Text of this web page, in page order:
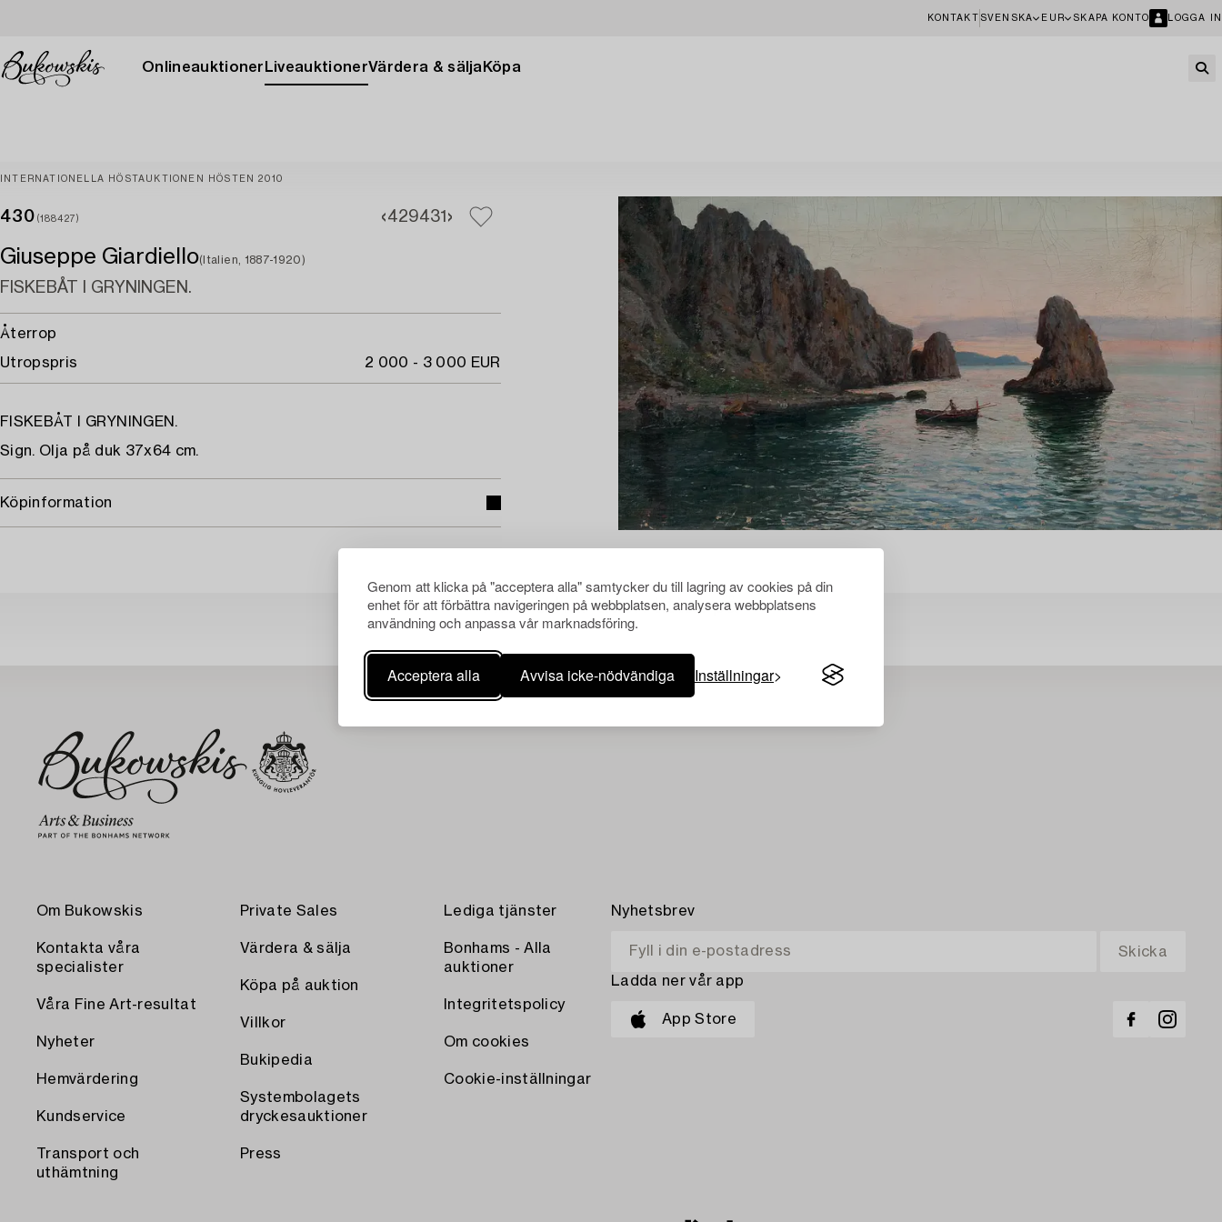
Genom att klicka på "acceptera alla" samtycker du till lagring av cookies på din
enhet för att förbättra navigeringen på webbplatsen, analysera webbplatsens
användning och anpassa vår marknadsföring.
Acceptera alla Avvisa icke-nödvändiga Inställningar
KONTAKT SVENSKA EUR SKAPA KONTO LOGGA IN
Onlineauktioner LiveauktionerVärdera & sälja Köpa
INTERNATIONELLA HÖSTAUKTIONEN HÖSTEN 2010
430 (188427) 429431
Giuseppe Giardiello(Italien, 1887-1920)
FISKEBÅT I GRYNINGEN.
Återrop
Utropspris
2 000 - 3 000 EUR
FISKEBÅT I GRYNINGEN.
Sign. Olja på duk 37x64 cm.
Köpinformation
Andra har även tittat på
Om Bukowskis
Kontakta våra
specialister
Våra Fine Art-resultat
Nyheter
Hemvärdering
Kundservice
Transport och
uthämtning
Private Sales
Värdera & sälja
Köpa på auktion
Villkor
Bukipedia
Systembolagets
dryckesauktioner
Press
Lediga tjänster
Bonhams - Alla
auktioner
Integritetspolicy
Om cookies
Cookie-inställningar
Nyhetsbrev
Ladda ner vår app
App Store